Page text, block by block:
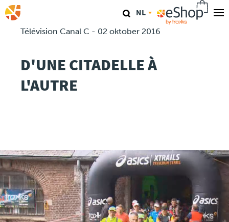
Overslaan
en
TraKKs Lab
Coaching
Conferenties
Race
NL
Télévision Canal C - 02 oktober 2016
D'UNE CITADELLE À
L'AUTRE